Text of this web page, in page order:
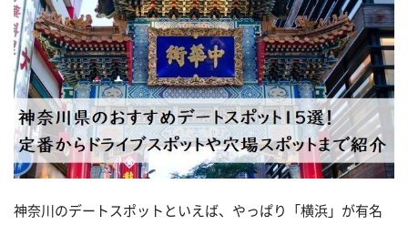
神奈川のデートスポットといえば、やっぱり「横浜」が有名